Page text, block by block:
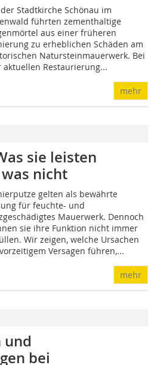
Stadtkirche Schönau im
führten zementhaltige
aus einer früheren
zu erheblichen Schäden am
Natursteinmauerwerk. Bei
aktuellen Restaurierung...
mehr
sie leisten
nicht
gelten als bewährte
für feuchte- und
Mauerwerk. Dennoch
sie ihre Funktion nicht immer
Wir zeigen, welche Ursachen
Versagen führen,...
mehr
und
bei